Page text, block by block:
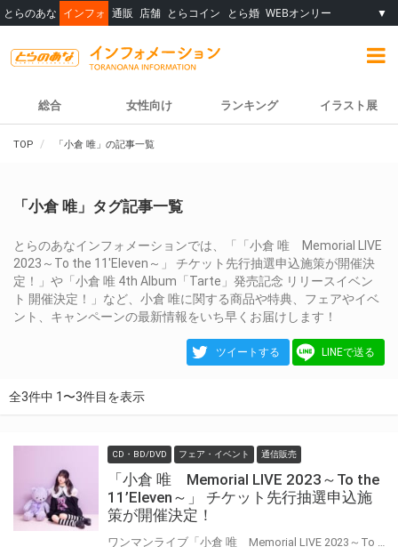
とらのあな インフォ 通販 店舗 とらコイン とら婚 WEBオンリー ▼
総合 女性向け ランキング イラスト展
TOP 「小倉 唯」の記事一覧
「小倉 唯」タグ記事一覧
とらのあなインフォメーションでは、「「小倉 唯 Memorial LIVE
2023～To the 11'Eleven～」 チケット先行抽選申込施策が開催決
定！」や「小倉 唯 4th Album「Tarte」発売記念 リリースイベン
ト 開催決定！」など、小倉 唯に関する商品や特典、フェアやイベ
ント、キャンペーンの最新情報をいち早くお届けします！
ツイートする LINEで送る
全3件中 1〜3件目を表示
CD・BD/DVD フェア・イベント 通信販売
「小倉 唯 Memorial LIVE 2023～To the
11’Eleven～」 チケット先行抽選申込施
策が開催決定！